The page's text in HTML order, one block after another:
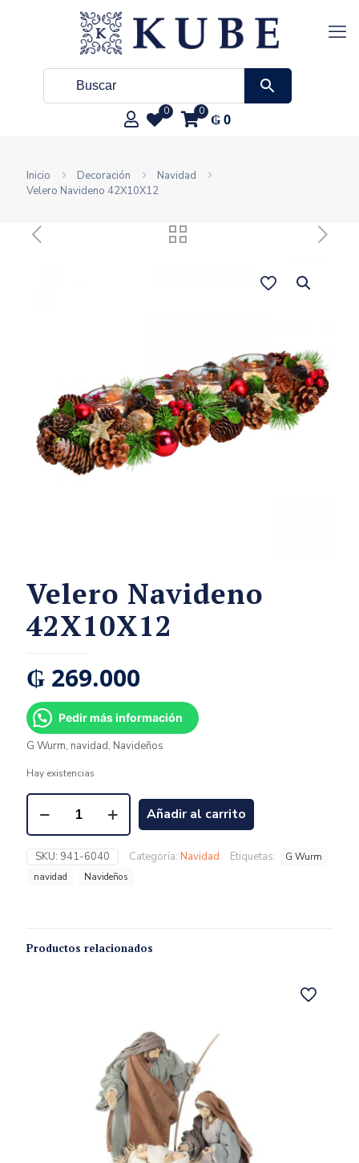
0 0 ₲0
Inicio Decoración
Navidad
Velero Navideno 42X10X12
Velero Navideno
42X10X12
₲ 269.000
Pedir más información
G Wurm, navidad, Navideños
Hay existencias
Añadir al carrito
SKU: 941-6040 Categoría: Navidad Etiquetas:
G Wurm
navidad
Navideños
Productos relacionados